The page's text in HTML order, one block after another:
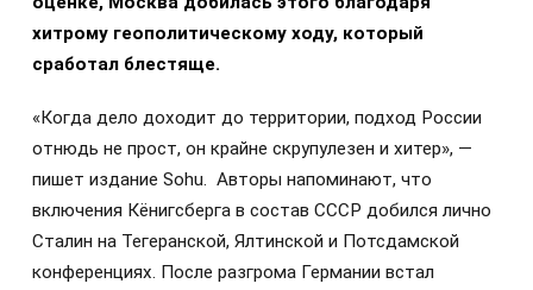
хитрому геополитическому ходу, который
сработал блестяще.
«Когда дело доходит до территории, подход России
отнюдь не прост, он крайне скрупулезен и хитер», —
пишет издание Sohu. Авторы напоминают, что
включения Кёнигсберга в состав СССР добился лично
Сталин на Тегеранской, Ялтинской и Потсдамской
конференциях. После разгрома Германии встал